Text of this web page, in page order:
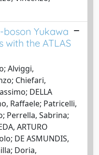
boson Yukawa
the ATLAS
Alviggi,
Chiefari,
DELLA
Raffaele; Patricelli,
Perrella, Sabrina;
ARTURO
DE ASMUNDIS,
Doria,